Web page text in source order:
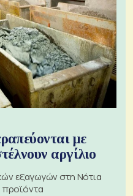
με
αργίλιο
εξαγωγών στη Νότια
προϊόντα